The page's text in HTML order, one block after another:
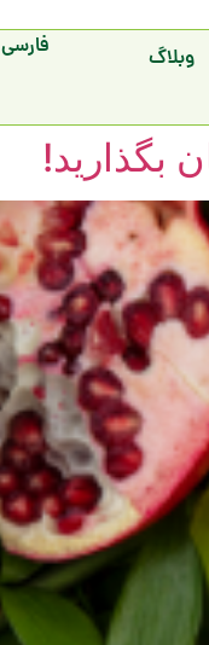
وبلاگ فارسی
بگذارید!